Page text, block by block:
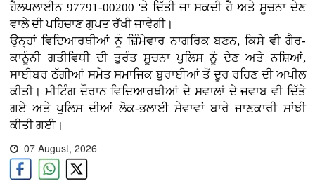
ਹੈਲਪਲਾਈਨ 97791-00200 'ਤੇ ਦਿੱਤੀ ਜਾ ਸਕਦੀ ਹੈ ਅਤੇ ਸੂਚਨਾ ਦੇਣ
ਵਾਲੇ ਦੀ ਪਹਿਚਾਣ ਗੁਪਤ ਰੱਖੀ ਜਾਵੇਗੀ।
ਉਨ੍ਹਾਂ ਵਿਦਿਆਰਥੀਆਂ ਨੂੰ ਜ਼ਿੰਮੇਵਾਰ ਨਾਗਰਿਕ ਬਣਨ, ਕਿਸੇ ਵੀ ਗੈਰ-
ਕਾਨੂੰਨੀ ਗਤੀਵਿਧੀ ਦੀ ਤੁਰੰਤ ਸੂਚਨਾ ਪੁਲਿਸ ਨੂੰ ਦੇਣ ਅਤੇ ਨਸ਼ਿਆਂ,
ਸਾਈਬਰ ਠੱਗੀਆਂ ਸਮੇਤ ਸਮਾਜਿਕ ਬੁਰਾਈਆਂ ਤੋਂ ਦੂਰ ਰਹਿਣ ਦੀ ਅਪੀਲ
ਕੀਤੀ। ਮੀਟਿੰਗ ਦੌਰਾਨ ਵਿਦਿਆਰਥੀਆਂ ਦੇ ਸਵਾਲਾਂ ਦੇ ਜਵਾਬ ਵੀ ਦਿੱਤੇ
ਗਏ ਅਤੇ ਪੁਲਿਸ ਦੀਆਂ ਲੋਕ-ਭਲਾਈ ਸੇਵਾਵਾਂ ਬਾਰੇ ਜਾਣਕਾਰੀ ਸਾਂਝੀ
ਕੀਤੀ ਗਈ।
07 August, 2026